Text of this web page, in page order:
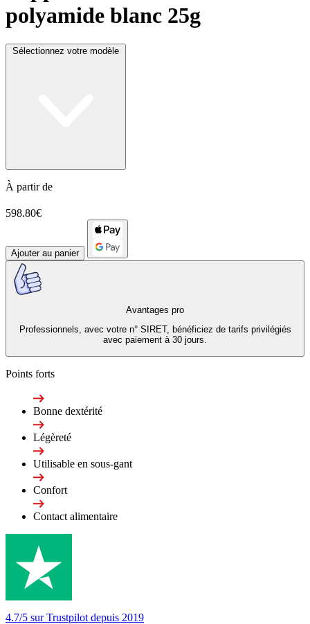
polyamide blanc 25g
Sélectionnez votre modèle
À partir de
598.80€
Ajouter au panier
Avantages pro
Professionnels, avec votre n° SIRET, bénéficiez de tarifs privilégiés
avec paiement à 30 jours.
Points forts
Bonne dextérité
Légèreté
Utilisable en sous-gant
Confort
Contact alimentaire
4.7/5 sur Trustpilot depuis 2019